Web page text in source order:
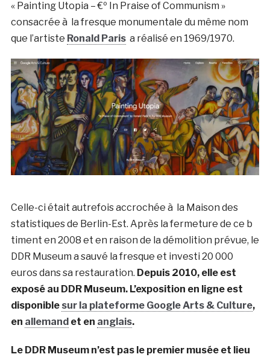
« Painting Utopia – €º In Praise of Communism »
consacrée à la fresque monumentale du même nom
que l’artiste Ronald Parisa réalisé en 1969/1970.
Celle-ci était autrefois accrochée à la Maison des
statistiques de Berlin-Est. Après la fermeture de ce b
timent en 2008 et en raison de la démolition prévue, le
DDR Museum a sauvé la fresque et investi 20 000
euros dans sa restauration. Depuis 2010, elle est
exposé au DDR Museum. L’exposition en ligne est
disponible sur la plateforme Google Arts & Culture,
en allemandet en anglais.
Le DDR Museum n’est pas le premier musée et lieu